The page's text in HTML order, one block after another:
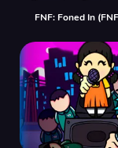
FNF: Foned In